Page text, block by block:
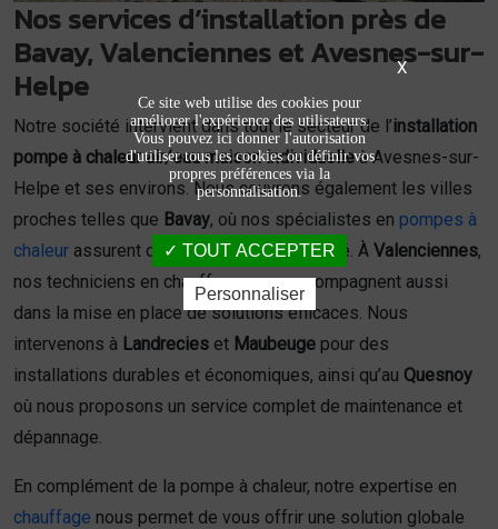
Nos services d’installation près de
Bavay, Valenciennes et Avesnes-sur-
Helpe
Notre société intervient dans tout le secteur de l’installation
pompe à chaleur air/eau maison individuelleà Avesnes-sur-
Helpe et ses environs. Nous couvrons également les villes
proches telles que Bavay, où nos spécialistes en pompes à
chaleur assurent des prestations de qualité. À Valenciennes,
nos techniciens en chauffage vous accompagnent aussi
dans la mise en place de solutions efficaces. Nous
intervenons à Landrecies et Maubeuge pour des
installations durables et économiques, ainsi qu’au Quesnoy
où nous proposons un service complet de maintenance et
dépannage.
En complément de la pompe à chaleur, notre expertise en
chauffage nous permet de vous offrir une solution globale
X
Ce site web utilise des cookies pour
améliorer l'expérience des utilisateurs.
Vous pouvez ici donner l'autorisation
d'utiliser tous les cookies ou définir vos
propres préférences via la
personnalisation.
TOUT ACCEPTER
Personnaliser